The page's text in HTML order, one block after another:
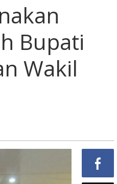
Bupati
Wakil